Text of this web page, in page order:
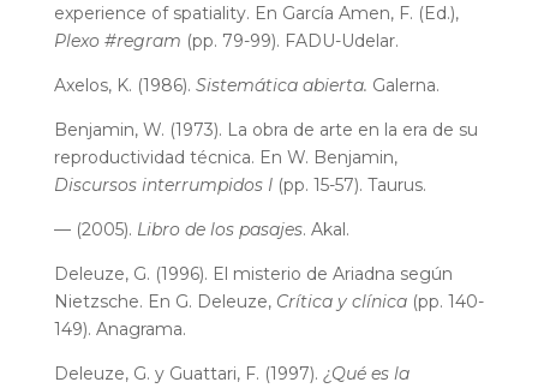
experience of spatiality. En García Amen, F. (Ed.),
Plexo #regram (pp. 79-99). FADU-Udelar.
Axelos, K. (1986). Sistemática abierta. Galerna.
Benjamin, W. (1973). La obra de arte en la era de su
reproductividad técnica. En W. Benjamin,
Discursos interrumpidos I(pp. 15-57). Taurus.
— (2005). Libro de los pasajes. Akal.
Deleuze, G. (1996). El misterio de Ariadna según
Nietzsche. En G. Deleuze, Crítica y clínica(pp. 140-
149). Anagrama.
Deleuze, G. y Guattari, F. (1997). ¿Qué es la